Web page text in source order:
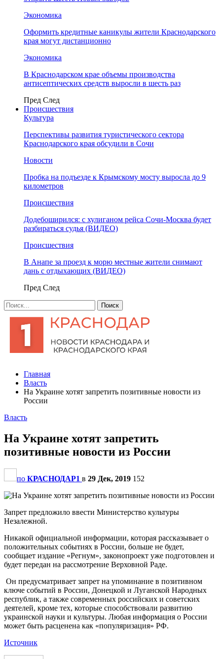
Экономика
Оформить кредитные каникулы жители Краснодарского
края могут дистанционно
Экономика
В Краснодарском крае объемы производства
антисептических средств выросли в шесть раз
Пред След
Происшествия
Культура
Перспективы развития туристического сектора
Краснодарского края обсудили в Сочи
Новости
Пробка на подъезде к Крымскому мосту выросла до 9
километров
Происшествия
Додебоширился: с хулиганом рейса Сочи-Москва будет
разбираться судья (ВИДЕО)
Происшествия
В Анапе за проезд к морю местные жители снимают
дань с отдыхающих (ВИДЕО)
Пред След
Главная
Власть
На Украине хотят запретить позитивные новости из
России
Власть
На Украине хотят запретить
позитивные новости из России
по КРАСНОДАР1 в 29 Дек, 2019 152
Запрет предложило ввести Министерство культуры
Незалежной.
Никакой официальной информации, которая рассказывает о
положительных событиях в России, больше не будет,
сообщает издание «Регнум», законопроект уже подготовлен и
будет передан на рассмотрение Верховной Раде.
Он предусматривает запрет на упоминание в позитивном
ключе событий в России, Донецкой и Луганской Народных
республик, а также современных российских и советских
деятелей, кроме тех, которые способствовали развитию
украинской науки и культуры. Любая информация о России
может быть расценена как «популяризация» РФ.
Источник